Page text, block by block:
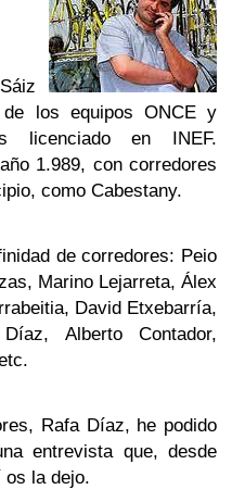
de los equipos ONCE y
licenciado en INEF.
1.989, con corredores
como Cabestany.
de corredores: Peio
Marino Lejarreta, Álex
David Etxebarría,
Alberto Contador,
Rafa Díaz, he podido
entrevista que, desde
os la dejo.